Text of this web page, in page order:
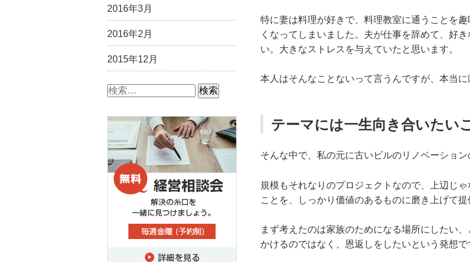
特に妻は料理が好きで、料理教室に通うことを
くなってしまいました。夫が仕事を辞めて、好
い。大きなストレスを与えていたと思います。
本人はそんなことないって言うんですが、本当
テーマには一生向き合いたい
そんな中で、私の元に古いビルのリノベーション
規模もそれなりのプロジェクトなので、上辺じ
ことを、しっかり価値のあるものに磨き上げて提
まず考えたのは家族のためになる場所にしたい
かけるのではなく、恩返しをしたいという発想で
2016年3月
2016年2月
2015年12月